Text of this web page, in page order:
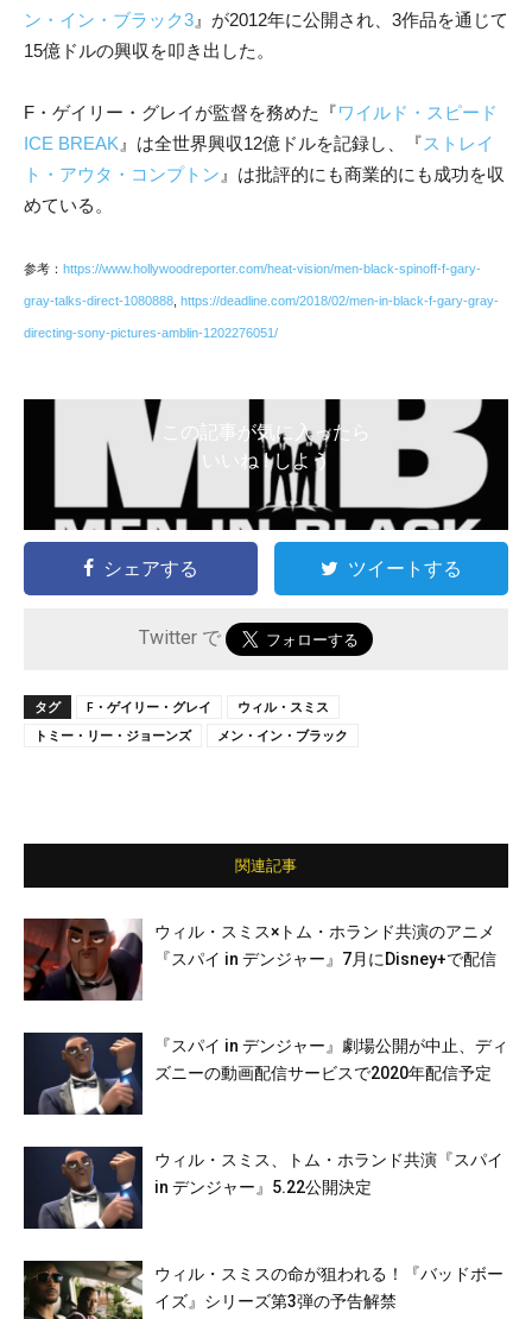
ン・イン・ブラック3 』が2012年に公開され、3作品を通じて
15億ドルの興収を叩き出した。
F・ゲイリー・グレイが監督を務めた『ワイルド・スピード
ICE BREAK 』は全世界興収12億ドルを記録し、『ストレイ
ト・アウタ・コンプトン 』は批評的にも商業的にも成功を収
めている。
参考： https://www.hollywoodreporter.com/heat-vision/men-black-spinoff-f-gary-
gray-talks-direct-1080888 https://deadline.com/2018/02/men-in-black-f-gary-gray-
directing-sony-pictures-amblin-1202276051/
この記事が気に入ったら
いいね ! しよう
シェアする ツイートする
Twitter で
タグ F・ゲイリー・グレイ
ウィル・スミス
トミー・リー・ジョーンズ
メン・イン・ブラック
関連記事
ウィル・スミス×トム・ホランド共演のアニメ
『スパイ in デンジャー』7月にDisney+で配信
『スパイ in デンジャー』劇場公開が中止、ディ
ズニーの動画配信サービスで2020年配信予定
ウィル・スミス、トム・ホランド共演『スパイ
in デンジャー』5.22公開決定
ウィル・スミスの命が狙われる！『バッドボー
イズ』シリーズ第3弾の予告解禁